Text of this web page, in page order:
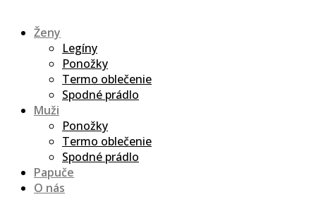
Ženy
Legíny
Ponožky
Termo oblečenie
Spodné prádlo
Muži
Ponožky
Termo oblečenie
Spodné prádlo
Papuče
O nás